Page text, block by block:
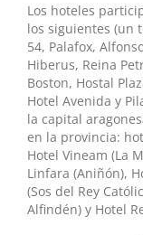
Los hoteles
los siguientes (un
54, Palafox,
Hiberus, Reina
Boston, Hostal
Hotel Avenida y
la capital
en la provincia:
Hotel Vineam (La
Linfara (Aniñón),
(Sos del Rey
Alfindén) y Hotel